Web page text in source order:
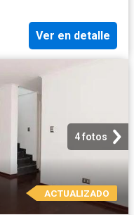
Ver en detalle
4 fotos
ACTUALIZADO